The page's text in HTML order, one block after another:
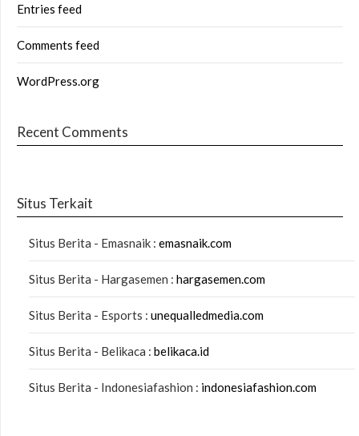
Entries feed
Comments feed
WordPress.org
Recent Comments
Situs Terkait
Situs Berita - Emasnaik : emasnaik.com
Situs Berita - Hargasemen : hargasemen.com
Situs Berita - Esports : unequalledmedia.com
Situs Berita - Belikaca : belikaca.id
Situs Berita - Indonesiafashion : indonesiafashion.com